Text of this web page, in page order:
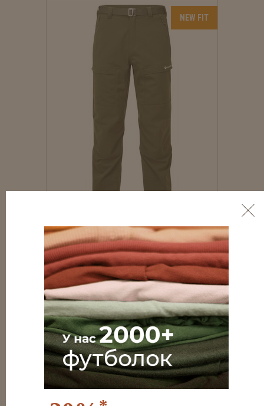
MONTANE Terra XT Pants Short M
10 447 ₴
Прочные и эластичные штаны с
вентиляционными молниями и
удобными карманами - отличный
выбор для хайкинга, альпинизма и
треккинга.
КУПИТЬ